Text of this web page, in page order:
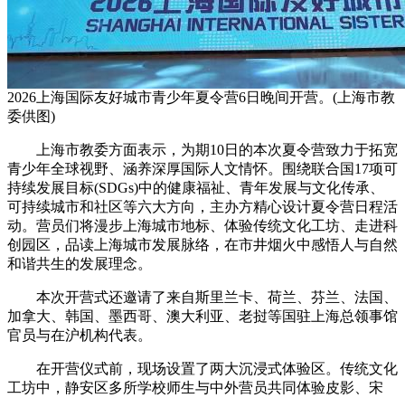
2026上海国际友好城市青少年夏令营6日晚间开营。(上海市教
委供图)
上海市教委方面表示，为期10日的本次夏令营致力于拓宽
青少年全球视野、涵养深厚国际人文情怀。围绕联合国17项可
持续发展目标(SDGs)中的健康福祉、青年发展与文化传承、
可持续城市和社区等六大方向，主办方精心设计夏令营日程活
动。营员们将漫步上海城市地标、体验传统文化工坊、走进科
创园区，品读上海城市发展脉络，在市井烟火中感悟人与自然
和谐共生的发展理念。
本次开营式还邀请了来自斯里兰卡、荷兰、芬兰、法国、
加拿大、韩国、墨西哥、澳大利亚、老挝等国驻上海总领事馆
官员与在沪机构代表。
在开营仪式前，现场设置了两大沉浸式体验区。传统文化
工坊中，静安区多所学校师生与中外营员共同体验皮影、宋